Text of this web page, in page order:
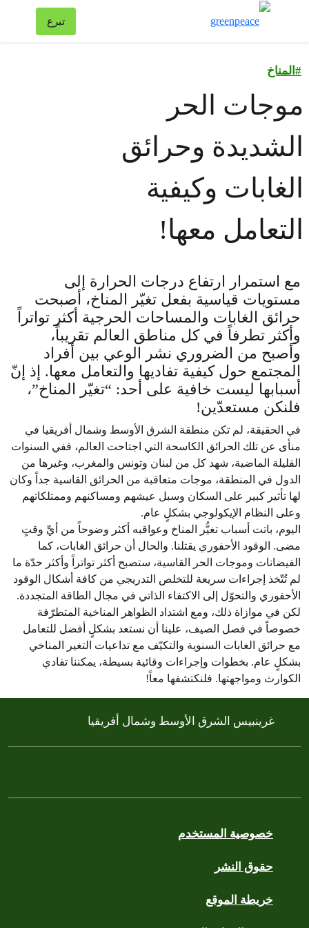
تبرع
# المناخ
موجات الحر
الشديدة وحرائق
الغابات وكيفية
التعامل معها!
مع استمرار ارتفاع درجات الحرارة إلى
مستويات قياسية بفعل تغيّر المناخ، أصبحت
حرائق الغابات والمساحات الحرجية أكثر تواتراً
وأكثر تطرفاً في كل مناطق العالم تقريباً،
وأصبح من الضروري نشر الوعي بين أفراد
المجتمع حول كيفية تفاديها والتعامل معها. إذ إنّ
أسبابها ليست خافية على أحد: “تغيّر المناخ”،
فلنكن مستعدّين!
في الحقيقة، لم تكن منطقة الشرق الأوسط وشمال أفريقيا في
منأى عن تلك الحرائق الكاسحة التي اجتاحت العالم، ففي السنوات
القليلة الماضية، شهد كل من لبنان وتونس والمغرب، وغيرها من
الدول في المنطقة، موجات متعاقبة من الحرائق القاسية جداً وكان
لها تأثير كبير على السكان وسبل عيشهم ومساكنهم وممتلكاتهم
وعلى النظام الإيكولوجي بشكلٍ عام.
اليوم، باتت أسباب تغيُّر المناخ وعواقبه أكثر وضوحاً من أيِّ وقتٍ
مضى. الوقود الأحفوري يقتلنا. والحال أن حرائق الغابات، كما
الفيضانات وموجات الحر القاسية، ستصبح أكثر تواتراً وأكثر حدّة ما
لم تُتّخذ إجراءات سريعة للتخلص التدريجي من كافة أشكال الوقود
الأحفوري والتحوّل إلى الاكتفاء الذاتي في مجال الطاقة المتجددة.
لكن في موازاة ذلك، ومع اشتداد الظواهر المناخية المتطرّفة
خصوصاً في فصل الصيف، علينا أن نستعد بشكلٍ أفضل للتعامل
مع حرائق الغابات السنوية والتكيّف مع تداعيات التغير المناخي
بشكلٍ عام. بخطوات وإجراءات وقائية بسيطة، يمكننا تفادي
الكوارث ومواجهتها. فلنكتشفها معاً!
خصوصية المستخدم
حقوق النشر
خريطة الموقع